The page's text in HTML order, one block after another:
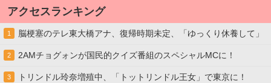
アクセスランキング
1 脳梗塞のテレ東大橋アナ、復帰時期未定、「ゆっくり休養して」
2 2AMチョグォンが国民的クイズ番組のスペシャルMCに！
3 トリンドル玲奈増殖中、「トットリンドル王女」で東京に！